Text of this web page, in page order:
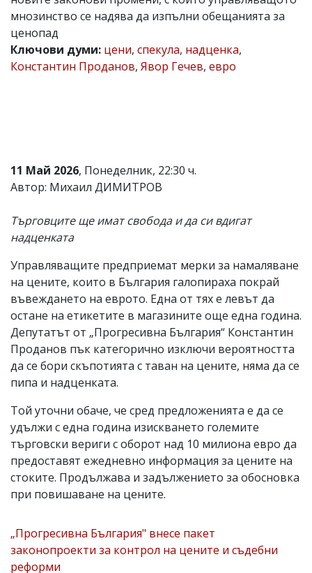
Коментарите
статиите
се
въвеждат
за
тях!
Ако
обиден
за
вас
моля
сигнализирайте
мнозинство се надява да изпълни обещанията за
ценопад
Ключови думи: цени, спекула, надценка,
Константин Проданов, Явор Гечев, евро
11 Май 2026, Понеделник, 22:30 ч.
Автор: Михаил ДИМИТРОВ
Търговците ще имат свобода и да си вдигат
надценката
Управляващите предприемат мерки за намаляване
на цените, които в България галопираха покрай
въвеждането на еврото. Една от тях е левът да
остане на етикетите в магазините още една година.
Депутатът от „Прогресивна България“ Константин
Проданов пък категорично изключи вероятността
да се бори скъпотията с таван на цените, няма да се
пипа и надценката.
Той уточни обаче, че сред предложенията е да се
удължи с една година изискването големите
търговски вериги с оборот над 10 милиона евро да
предоставят ежедневно информация за цените на
стоките. Продължава и задължението за обосновка
при повишаване на цените.
„Прогресивна България" внесе пакет
законопроекти за контрол на цените и съдебни
реформи